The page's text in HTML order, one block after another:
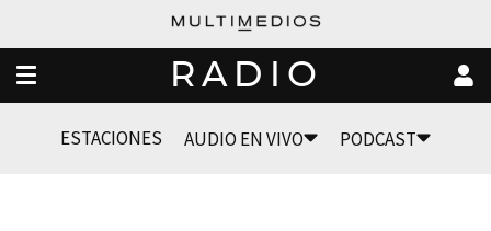
RADIO
ESTACIONES AUDIO EN VIVO PODCAST